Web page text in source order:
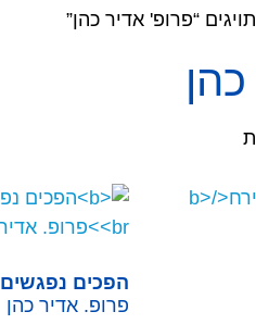
“פרופ' אדיר כהן”
הפכים נפגשים
פרופ. אדיר כהן